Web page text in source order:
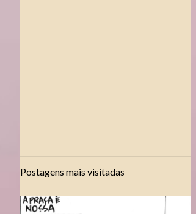
Postagens mais visitadas